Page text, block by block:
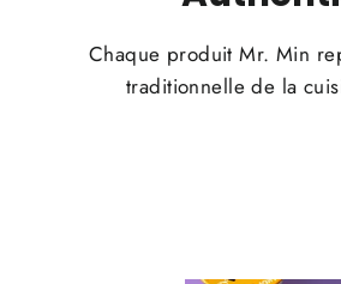
Chaque produit Mr. Min
traditionnelle de la